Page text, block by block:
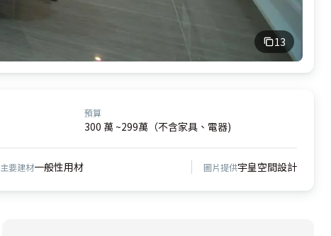
13
預算
300 萬 ~299萬（不含家具、電器)
主要建材一般性用材 圖片提供宇皇空間設計